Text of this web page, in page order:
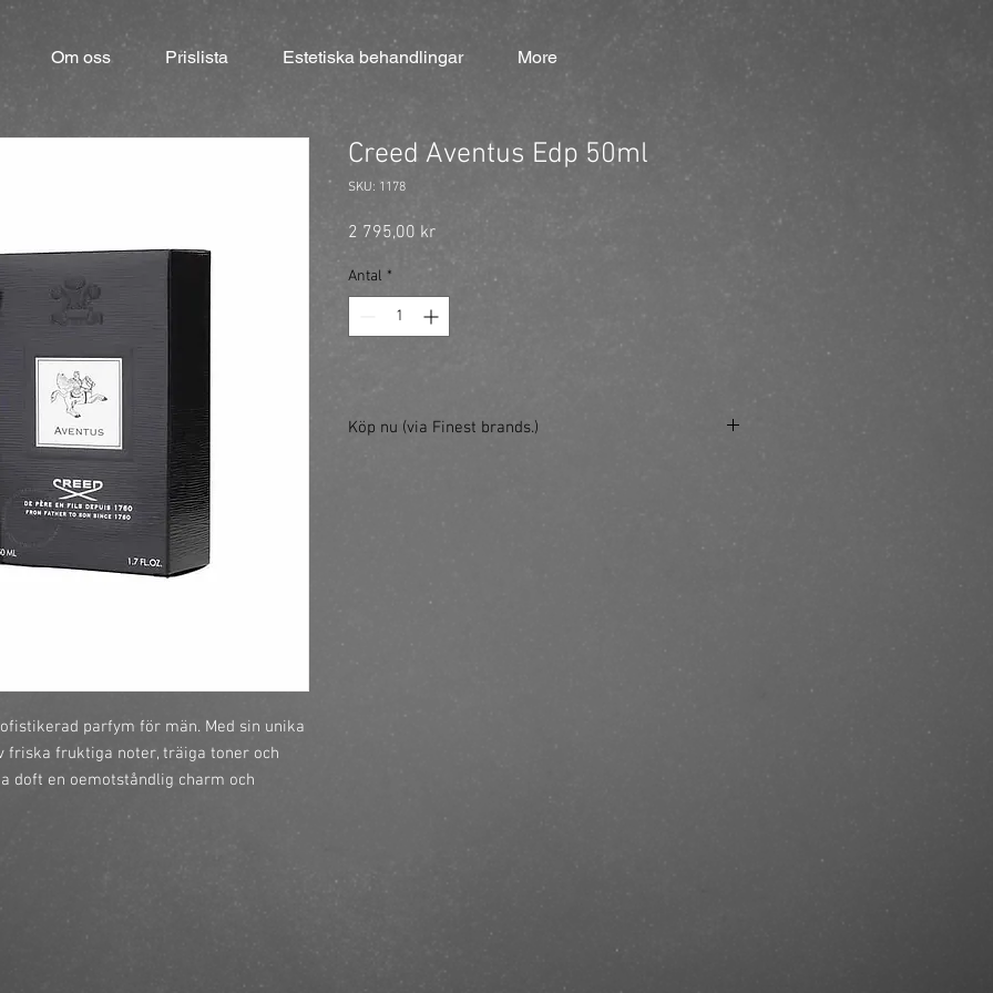
Om oss Prislista Estetiska behandlingar More
parfym för män. Med sin unika
friska fruktiga noter, träiga toner och
doft en oemotståndlig charm och
Creed Aventus Edp 50ml
SKU: 1178
2 795,00 krPris
Antal *
Köp nu (via Finest brands.)